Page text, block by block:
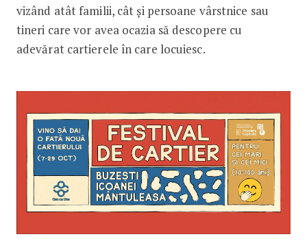
vizând atât familii, cât și persoane vârstnice sau
tineri care vor avea ocazia să descopere cu
adevărat cartierele în care locuiesc.